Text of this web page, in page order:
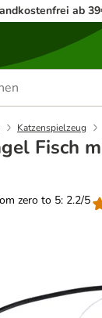
ab
Katzenspielzeug
Fisch
zero to 5: 2.2/5